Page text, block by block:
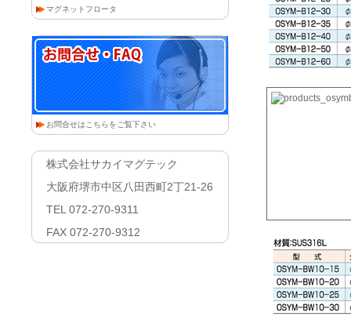
マグネットフロータ
お問合せはこちらをご覧下さい
株式会社サカイマグテック
大阪府堺市中区八田西町2丁21-26
TEL 072-270-9311
FAX 072-270-9312